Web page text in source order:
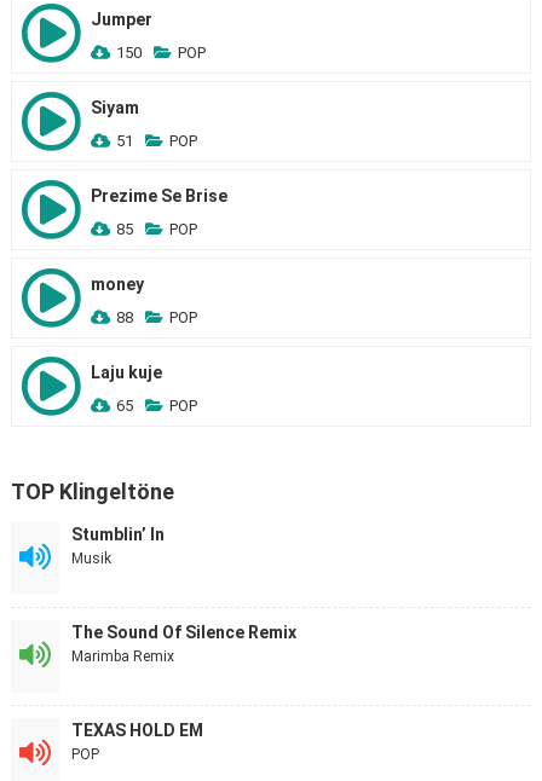
Jumper
150 POP
Siyam
51 POP
Prezime Se Brise
85 POP
money
88 POP
Laju kuje
65 POP
TOP Klingeltöne
Stumblin’ In
Musik
The Sound Of Silence Remix
Marimba Remix
TEXAS HOLD EM
POP